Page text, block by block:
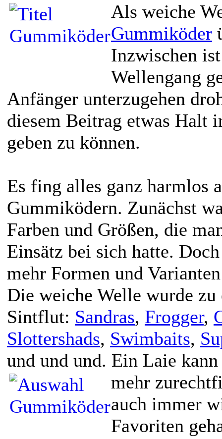
Als weiche
Gummiköder
Inzwischen
Wellengang
Anfänger unterzugehen
diesem Beitrag etwas Halt
geben zu können.
Es fing alles ganz harmlos
Gummiködern. Zunächst
Farben und Größen, die
Einsätz bei sich hatte.
mehr Formen und
Die weiche Welle wurde zu
Sintflut: Sandras, Frogger,
Slottershads, Swimbaits,
und und und. Ein Laie
mehr
auch immer
Favoriten